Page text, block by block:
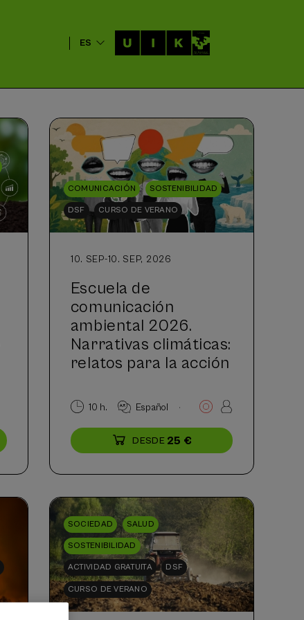
ES
COMUNICACIÓN SOSTENIBILIDAD
DSF CURSO DE VERANO
10. SEP-10. SEP, 2026
Escuela de
comunicación
ambiental 2026.
Narrativas climáticas:
relatos para la acción
10 h. Español .
...
DESDE 25 €
Últimas
Gratuito
Fecha
Lista
espera
Plazo
matrícula
SOCIEDAD SALUD
SOSTENIBILIDAD
ACTIVIDAD GRATUITA DSF
CURSO DE VERANO